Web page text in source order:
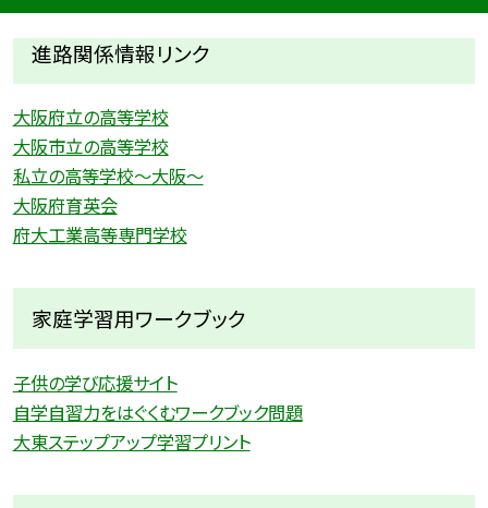
進路関係情報リンク
大阪府立の高等学校
大阪市立の高等学校
私立の高等学校〜大阪〜
大阪府育英会
府大工業高等専門学校
家庭学習用ワークブック
子供の学び応援サイト
自学自習力をはぐくむワークブック問題
大東ステップアップ学習プリント